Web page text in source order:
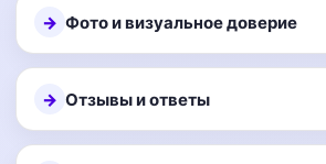
Фото и визуальное доверие
Отзывы и ответы